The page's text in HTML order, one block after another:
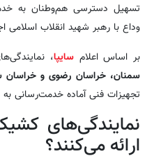
تسهیل دسترسی هم‌وطنان به
وداع با رهبر شهید انقلاب اسلامی
بر اساس اعلام سایپا،
سمنان، خراسان رضوی و خراسان
تجهیزات فنی آماده خدمت‌رسانی به
نمایندگی‌های
ارائه می‌کنند؟